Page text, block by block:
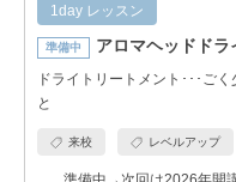
1day レッスン
準備中 アロマヘッドド
ドライトリートメント･･･ご
と
来校 レベルアップ